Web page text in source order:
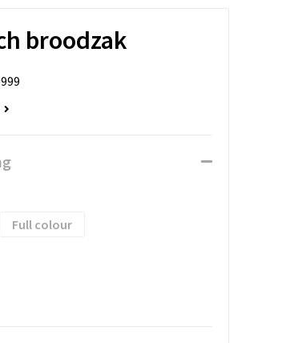
broodzak
Full colour